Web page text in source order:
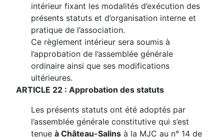
intérieur fixant les modalités d’exécution des
présents statuts et d’organisation interne et
pratique de l’association.
Ce règlement intérieur sera soumis à
l’approbation de l’assemblée générale
ordinaire ainsi que ses modifications
ultérieures.
ARTICLE 22 : Approbation des statuts
Les présents statuts ont été adoptés par
l’assemblée générale constitutive qui s’est
tenue à Château-Salins à la MJC au n° 14 de